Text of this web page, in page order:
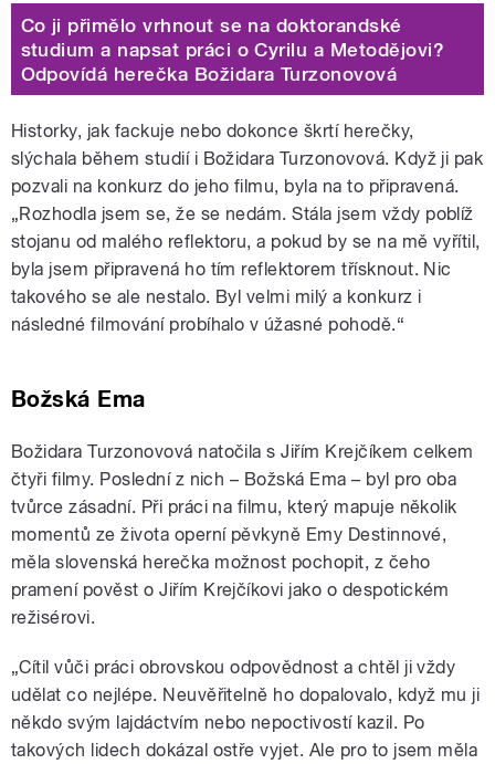
Co ji přimělo vrhnout se na doktorandské
studium a napsat práci o Cyrilu a Metodějovi?
Odpovídá herečka Božidara Turzonovová
Historky, jak fackuje nebo dokonce škrtí herečky,
slýchala během studií i Božidara Turzonovová. Když ji pak
pozvali na konkurz do jeho filmu, byla na to připravená.
„Rozhodla jsem se, že se nedám. Stála jsem vždy poblíž
stojanu od malého reflektoru, a pokud by se na mě vyřítil,
byla jsem připravená ho tím reflektorem třísknout. Nic
takového se ale nestalo. Byl velmi milý a konkurz i
následné filmování probíhalo v úžasné pohodě.“
Božská Ema
Božidara Turzonovová natočila s Jiřím Krejčíkem celkem
čtyři filmy. Poslední z nich – Božská Ema – byl pro oba
tvůrce zásadní. Při práci na filmu, který mapuje několik
momentů ze života operní pěvkyně Emy Destinnové,
měla slovenská herečka možnost pochopit, z čeho
pramení pověst o Jiřím Krejčíkovi jako o despotickém
režisérovi.
„Cítil vůči práci obrovskou odpovědnost a chtěl ji vždy
udělat co nejlépe. Neuvěřitelně ho dopalovalo, když mu ji
někdo svým lajdáctvím nebo nepoctivostí kazil. Po
takových lidech dokázal ostře vyjet. Ale pro to jsem měla